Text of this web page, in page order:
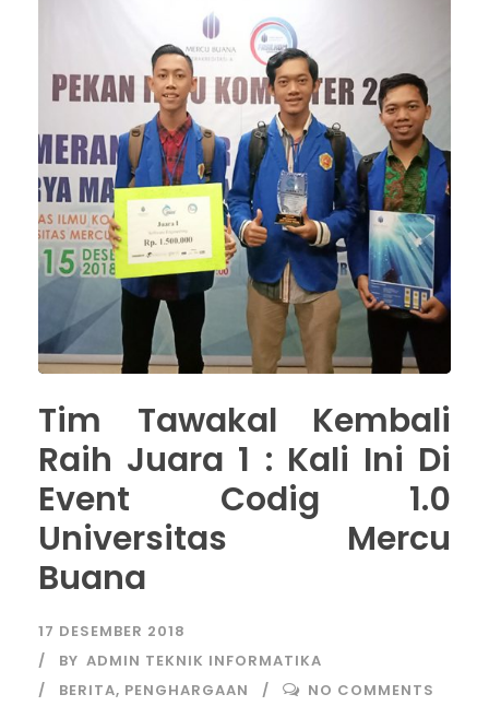
Tim Tawakal Kembali
Raih Juara 1 : Kali Ini Di
Event Codig 1.0
Universitas Mercu
Buana
17 DESEMBER 2018
BY ADMIN TEKNIK INFORMATIKA
BERITA, PENGHARGAAN NO COMMENTS